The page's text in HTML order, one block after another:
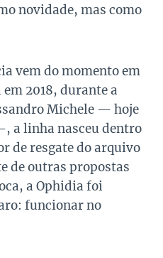
novidade, mas como
vem do momento em
2018, durante a
Michele — hoje
a linha nasceu dentro
de resgate do arquivo
de outras propostas
a Ophidia foi
funcionar no